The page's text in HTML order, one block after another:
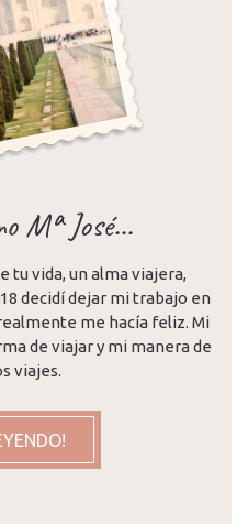
Mª José...
tu vida, un alma viajera,
decidí dejar mi trabajo en
me hacía feliz. Mi
de viajar y mi manera de
viajes.